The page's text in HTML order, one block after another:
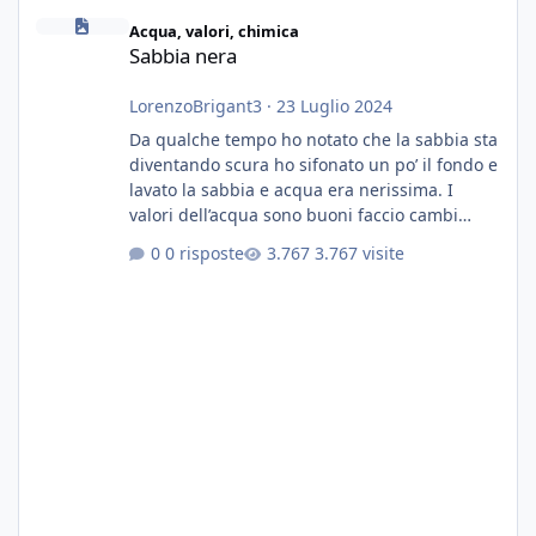
Sabbia nera
Acqua, valori, chimica
Sabbia nera
LorenzoBrigant3 · 23 Luglio 2024
Da qualche tempo ho notato che la sabbia sta
diventando scura ho sifonato un po’ il fondo e
lavato la sabbia e acqua era nerissima. I
valori dell’acqua sono buoni faccio cambi
fertilizzato.le foglie delle piante sono
0 risposte 3.767 visite